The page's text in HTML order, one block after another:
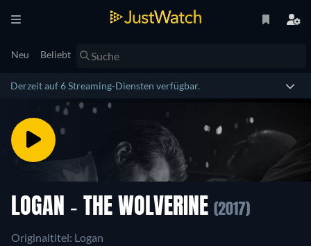
Neu Beliebt
Derzeit auf 6 Streaming-Diensten verfügbar.
LOGAN - THE WOLVERINE (2017)
Originaltitel: Logan